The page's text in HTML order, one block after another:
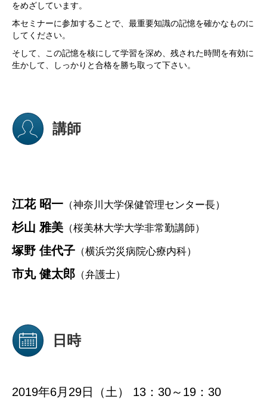
をめざしています。
本セミナーに参加することで、最重要知識の記憶を確かなものに
してください。
そして、この記憶を核にして学習を深め、残された時間を有効に
生かして、しっかりと合格を勝ち取って下さい。
講師
江花 昭一 （神奈川大学保健管理センター長）
杉山 雅美 （桜美林大学大学非常勤講師）
塚野 佳代子 （横浜労災病院心療内科）
市丸 健太郎 （弁護士）
日時
2019年6月29日（土） 13：30～19：30